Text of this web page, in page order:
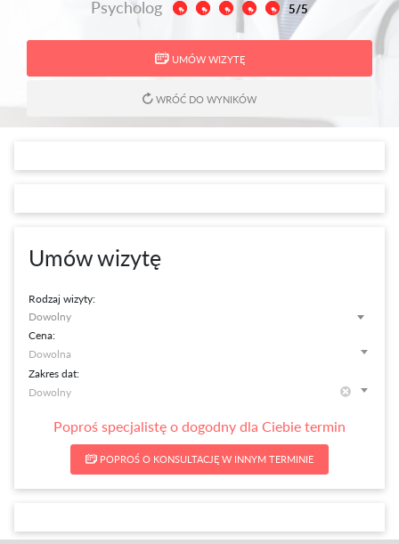
Psycholog 5/5
UMÓW WIZYTĘ
WRÓĆ DO WYNIKÓW
Umów wizytę
Rodzaj wizyty:
Dowolny
Cena:
Zakres dat:
Poproś specjalistę o dogodny dla Ciebie termin
POPROŚ O KONSULTACJĘ W INNYM TERMINIE